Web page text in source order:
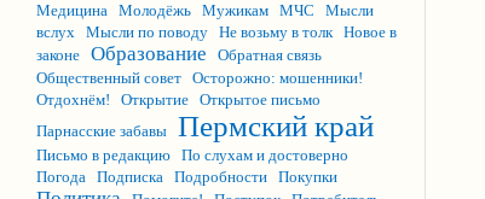
Медицина Молодёжь Мужикам МЧС
Мысли
вслух Мысли по поводу Не возьму в толк Новое в
законе Образование
Обратная связь
Общественный совет Осторожно: мошенники!
Отдохнём!
Открытие Открытое письмо
Парнасские забавы Пермский край
Письмо в редакцию По слухам и достоверно
Погода Подписка Подробности Покупки